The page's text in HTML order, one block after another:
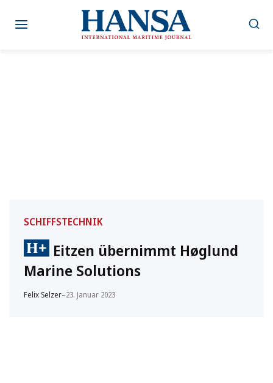
Inhalt
SCHIFFSTECHNIK
Eitzen übernimmt Høglund
Marine Solutions
Felix Selzer–23. Januar 2023